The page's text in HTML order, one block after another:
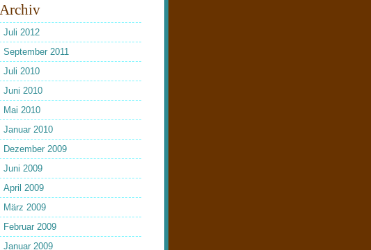
Archiv
Juli 2012
September 2011
Juli 2010
Juni 2010
Mai 2010
Januar 2010
Dezember 2009
Juni 2009
April 2009
März 2009
Februar 2009
Januar 2009